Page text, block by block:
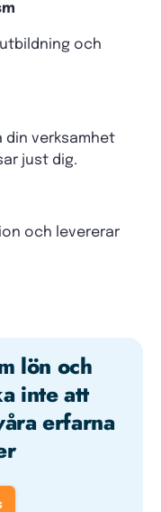
och
din verksamhet
just dig.
och levererar
lön och
inte att
erfarna